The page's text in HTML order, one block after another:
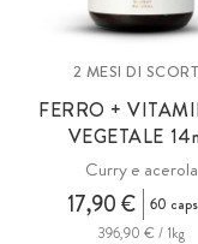
2 MESI DI
FERRO +
VEGETALE 14
Curry e acerola
17,90 €
60
396,90 € / 1kg